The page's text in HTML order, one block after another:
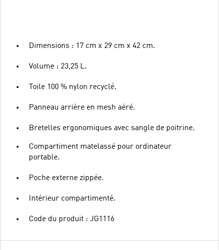
Dimensions : 17 cm x 29 cm x 42 cm.
Volume : 23,25 L.
Toile 100 % nylon recyclé.
Panneau arrière en mesh aéré.
Bretelles ergonomiques avec sangle de poitrine.
Compartiment matelassé pour ordinateur
portable.
Poche externe zippée.
Intérieur compartimenté.
Code du produit : JG1116